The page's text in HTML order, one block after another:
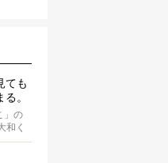
ても
。
」の
和く
...